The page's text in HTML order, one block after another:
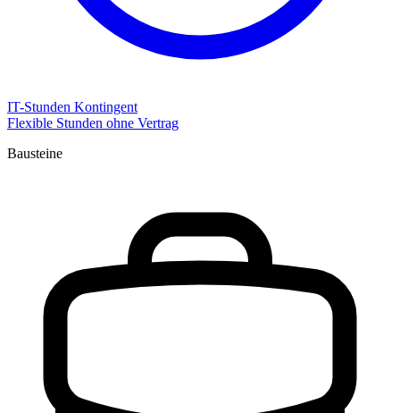
IT-Stunden Kontingent
Flexible Stunden ohne Vertrag
Bausteine